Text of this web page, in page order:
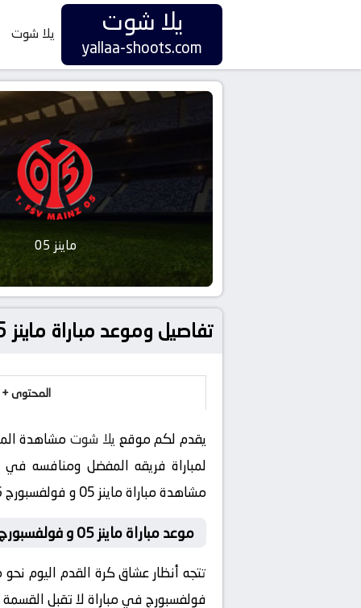
يلا شوت
yallaa-shoots.com
يلا شوت
ماينز 05
تفاصيل وموعد مباراة ماينز 05 و فولفسبورج بتاريخ 2026-01-24 في دوري ألمانيا, الدوري الألماني
المحتوى +
يقدم لكم موقع يلا شوت مشاهدة
لمباراة فريقه المفضل ومنافسه في بطولة ألمانيا,
مشاهدة مباراة ماينز 05 و فولفسبورج 2026-01-24 بث مباشر في هذه البطولة المثيرة.
موعد مباراة ماينز 05 و فولفسبورج اليوم
فولفسبورج في مباراة لا تقبل القسمة